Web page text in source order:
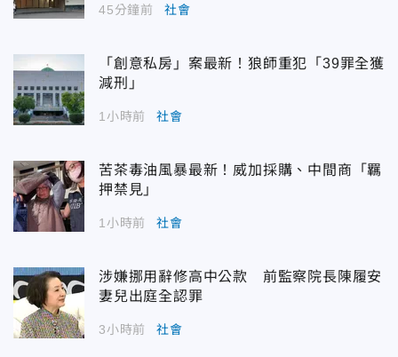
45分鐘前 社會
「創意私房」案最新！狼師重犯「39罪全獲
減刑」
1小時前 社會
苦茶毒油風暴最新！威加採購、中間商「羈
押禁見」
1小時前 社會
涉嫌挪用辭修高中公款 前監察院長陳履安
妻兒出庭全認罪
3小時前 社會